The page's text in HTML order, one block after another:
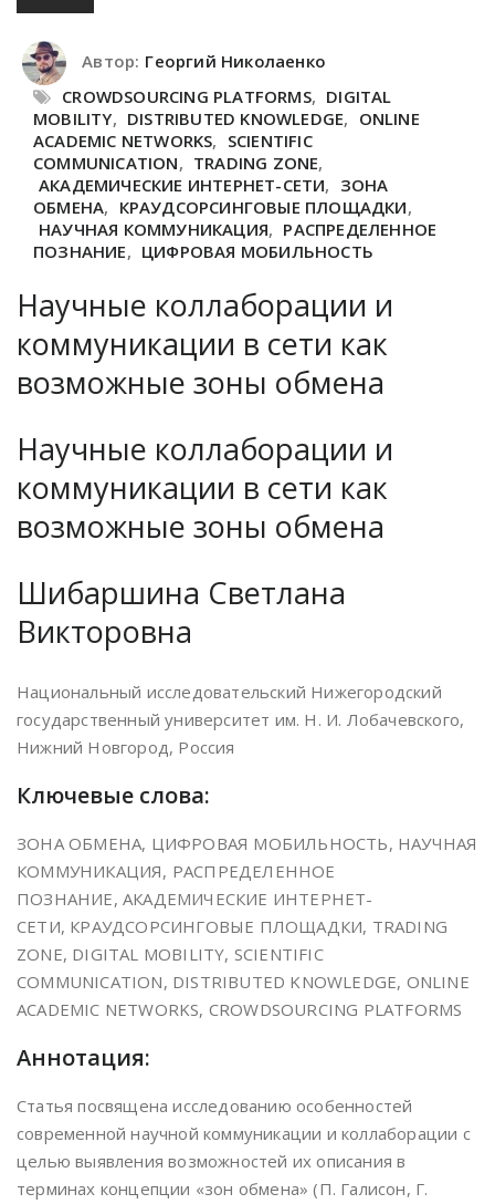
Автор: Георгий Николаенко
CROWDSOURCING PLATFORMS, DIGITAL
MOBILITY, DISTRIBUTED KNOWLEDGE, ONLINE
ACADEMIC NETWORKS, SCIENTIFIC
COMMUNICATION, TRADING ZONE,
АКАДЕМИЧЕСКИЕ ИНТЕРНЕТ-СЕТИ, ЗОНА
ОБМЕНА, КРАУДСОРСИНГОВЫЕ ПЛОЩАДКИ,
НАУЧНАЯ КОММУНИКАЦИЯ, РАСПРЕДЕЛЕННОЕ
ПОЗНАНИЕ, ЦИФРОВАЯ МОБИЛЬНОСТЬ
Научные коллаборации и
коммуникации в сети как
возможные зоны обмена
Научные коллаборации и
коммуникации в сети как
возможные зоны обмена
Шибаршина Светлана
Викторовна
Национальный исследовательский Нижегородский
государственный университет им. Н. И. Лобачевского,
Нижний Новгород, Россия
Ключевые слова:
ЗОНА ОБМЕНА, ЦИФРОВАЯ МОБИЛЬНОСТЬ, НАУЧНАЯ
КОММУНИКАЦИЯ, РАСПРЕДЕЛЕННОЕ
ПОЗНАНИЕ, АКАДЕМИЧЕСКИЕ ИНТЕРНЕТ-
СЕТИ, КРАУДСОРСИНГОВЫЕ ПЛОЩАДКИ, TRADING
ZONE, DIGITAL MOBILITY, SCIENTIFIC
COMMUNICATION, DISTRIBUTED KNOWLEDGE, ONLINE
ACADEMIC NETWORKS, CROWDSOURCING PLATFORMS
Аннотация:
Статья посвящена исследованию особенностей
современной научной коммуникации и коллаборации с
целью выявления возможностей их описания в
терминах концепции «зон обмена» (П. Галисон, Г.